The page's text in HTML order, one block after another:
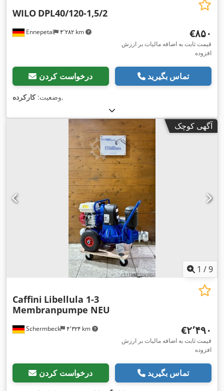
Ennepetal ۴٬۲۸۲ km
WILO DPL40/120-1,5/2
‎€۸۵۰
قیمت ثابت به اضافه مالیات بر ارزش
افزوده
درخواست کردن تماس بگیرید
وضعیت:کارکرده ,
آگهی کوچک
1 /9
Schermbeck ۴٬۳۲۴ km
Caffini Libellula 1-3
Membranpumpe NEU
‎€۲٬۴۹۰
قیمت ثابت به اضافه مالیات بر ارزش
افزوده
درخواست کردن تماس بگیرید